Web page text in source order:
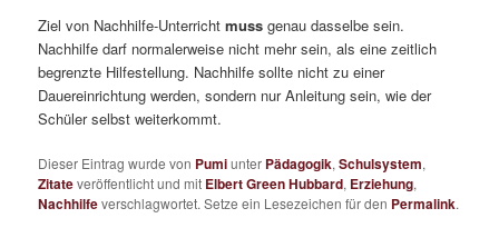
Ziel von Nachhilfe-Unterrichtmuss genau dasselbe sein.
Nachhilfe darf normalerweise nicht mehr sein, als eine zeitlich
begrenzte Hilfestellung. Nachhilfe sollte nicht zu einer
Dauereinrichtung werden, sondern nur Anleitung sein, wie der
Schüler selbst weiterkommt.
Dieser Eintrag wurde von Pumiunter Pädagogik,Schulsystem,
Zitateveröffentlicht und mit Elbert Green Hubbard, Erziehung,
Nachhilfeverschlagwortet. Setze ein Lesezeichen für den Permalink.